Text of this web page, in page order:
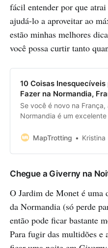
fácil entender por que
ajudá-lo a aproveitar ao
estão minhas melhores
você possa curtir tanto
10 Coisas Inesquecíveis
Fazer na Normandia,
Se você é novo na França,
Normandia é um
Conhecido como o histórico
do norte da França é
Normandia tem muito mais
Saint-Michel, o adorável
Monet e o…
MapTrotting Kristina
Chegue a Giverny na
O Jardim de Monet é uma
da Normandia (só perde
então pode ficar bastante
Para fugir das multidões e